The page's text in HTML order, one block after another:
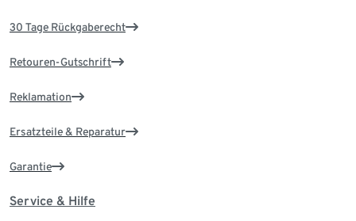
30 Tage Rückgaberecht
Retouren-Gutschrift
Reklamation
Ersatzteile & Reparatur
Garantie
Service & Hilfe